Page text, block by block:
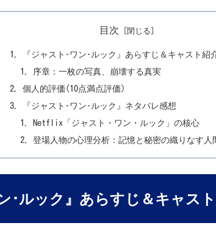
目次
『ジャスト･ワン･ルック』あらすじ＆キャスト紹
序章：一枚の写真、崩壊する真実
個人的評価(10点満点評価)
『ジャスト･ワン･ルック』ネタバレ感想
Netflix「ジャスト・ワン・ルック」の核心
登場人物の心理分析：記憶と秘密の織りなす人
･ルック』あらすじ＆キャスト